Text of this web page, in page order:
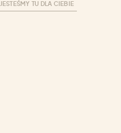
JESTEŚMY TU DLA CIEBIE